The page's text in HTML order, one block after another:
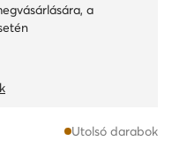
a
Utolsó darabok